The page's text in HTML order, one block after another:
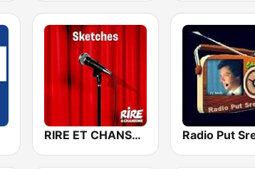
RIRE ET CHANSONS SKETCHES Radio Put